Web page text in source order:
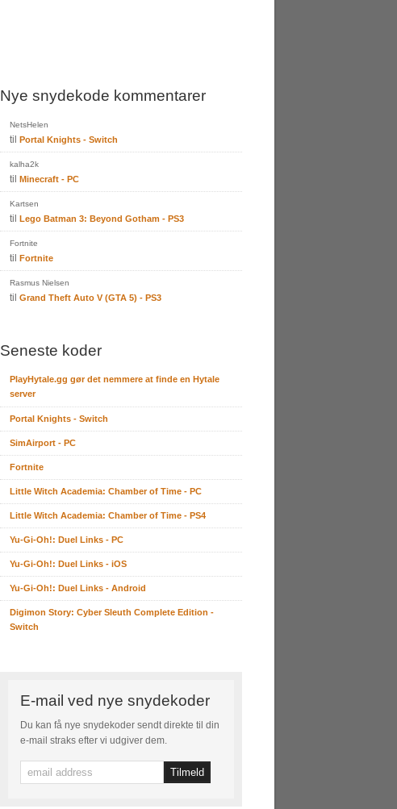
Nye snydekode kommentarer
NetsHelen
til Portal Knights - Switch
kalha2k
til Minecraft - PC
Kartsen
til Lego Batman 3: Beyond Gotham - PS3
Fortnite
til Fortnite
Rasmus Nielsen
til Grand Theft Auto V (GTA 5) - PS3
Seneste koder
PlayHytale.gg gør det nemmere at finde en Hytale
server
Portal Knights - Switch
SimAirport - PC
Fortnite
Little Witch Academia: Chamber of Time - PC
Little Witch Academia: Chamber of Time - PS4
Yu-Gi-Oh!: Duel Links - PC
Yu-Gi-Oh!: Duel Links - iOS
Yu-Gi-Oh!: Duel Links - Android
Digimon Story: Cyber Sleuth Complete Edition -
Switch
E-mail ved nye snydekoder
Du kan få nye snydekoder sendt direkte til din
e-mail straks efter vi udgiver dem.